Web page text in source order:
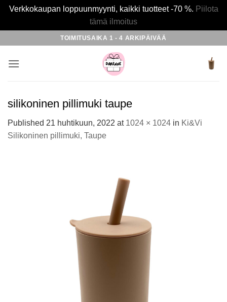
Verkkokaupan loppuunmyynti, kaikki tuotteet -70 %. Piilota
tämä ilmoitus
content
TOIMITUSAIKA 1 - 4 ARKIPÄIVÄÄ
silikoninen pillimuki taupe
Published 21 huhtikuun, 2022 at 1024 × 1024 in Ki&Vi
Silikoninen pillimuki, Taupe